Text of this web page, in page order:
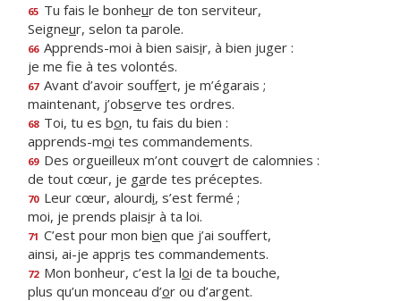
65 Tu fais le bonheur de ton serviteur,
Seigneur, selon ta parole.
66 Apprends-moi à bien saisir, à bien juger :
je me fe à tes volontés.
67 Avant d’avoir souffert, je m’égarais ;
maintenant, j’observe tes ordres.
68 Toi, tu es bon, tu fais du bien :
apprends-moi tes commandements.
69 Des orgueilleux m’ont couvert de calomnies :
de tout cœur, je garde tes préceptes.
70 Leur cœur, alourdi, s’est fermé ;
moi, je prends plaisir à ta loi.
71 C’est pour mon bien que j’ai souffert,
ainsi, ai-je appris tes commandements.
72 Mon bonheur, c’est la loi de ta bouche,
plus qu’un monceau d’or ou d’argent.